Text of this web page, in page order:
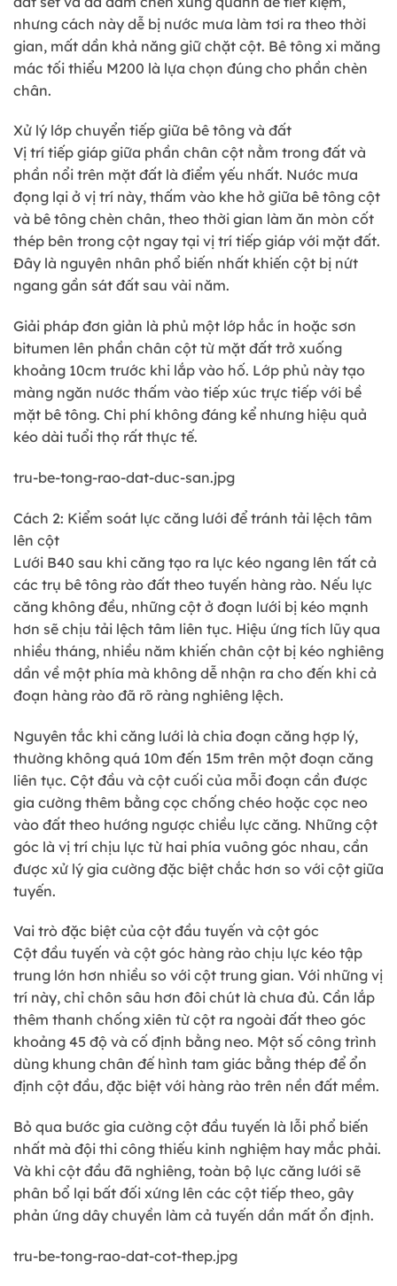
nhưng cách này dễ bị nước mưa làm tơi ra theo thời
gian, mất dần khả năng giữ chặt cột. Bê tông xi măng
mác tối thiểu M200 là lựa chọn đúng cho phần chèn
chân.
Xử lý lớp chuyển tiếp giữa bê tông và đất
Vị trí tiếp giáp giữa phần chân cột nằm trong đất và
phần nổi trên mặt đất là điểm yếu nhất. Nước mưa
đọng lại ở vị trí này, thấm vào khe hở giữa bê tông cột
và bê tông chèn chân, theo thời gian làm ăn mòn cốt
thép bên trong cột ngay tại vị trí tiếp giáp với mặt đất.
Đây là nguyên nhân phổ biến nhất khiến cột bị nứt
ngang gần sát đất sau vài năm.
Giải pháp đơn giản là phủ một lớp hắc ín hoặc sơn
bitumen lên phần chân cột từ mặt đất trở xuống
khoảng 10cm trước khi lắp vào hố. Lớp phủ này tạo
màng ngăn nước thấm vào tiếp xúc trực tiếp với bề
mặt bê tông. Chi phí không đáng kể nhưng hiệu quả
kéo dài tuổi thọ rất thực tế.
tru-be-tong-rao-dat-duc-san.jpg
Cách 2: Kiểm soát lực căng lưới để tránh tải lệch tâm
lên cột
Lưới B40 sau khi căng tạo ra lực kéo ngang lên tất cả
các trụ bê tông rào đất theo tuyến hàng rào. Nếu lực
căng không đều, những cột ở đoạn lưới bị kéo mạnh
hơn sẽ chịu tải lệch tâm liên tục. Hiệu ứng tích lũy qua
nhiều tháng, nhiều năm khiến chân cột bị kéo nghiêng
dần về một phía mà không dễ nhận ra cho đến khi cả
đoạn hàng rào đã rõ ràng nghiêng lệch.
Nguyên tắc khi căng lưới là chia đoạn căng hợp lý,
thường không quá 10m đến 15m trên một đoạn căng
liên tục. Cột đầu và cột cuối của mỗi đoạn cần được
gia cường thêm bằng cọc chống chéo hoặc cọc neo
vào đất theo hướng ngược chiều lực căng. Những cột
góc là vị trí chịu lực từ hai phía vuông góc nhau, cần
được xử lý gia cường đặc biệt chắc hơn so với cột giữa
tuyến.
Vai trò đặc biệt của cột đầu tuyến và cột góc
Cột đầu tuyến và cột góc hàng rào chịu lực kéo tập
trung lớn hơn nhiều so với cột trung gian. Với những vị
trí này, chỉ chôn sâu hơn đôi chút là chưa đủ. Cần lắp
thêm thanh chống xiên từ cột ra ngoài đất theo góc
khoảng 45 độ và cố định bằng neo. Một số công trình
dùng khung chân đế hình tam giác bằng thép để ổn
định cột đầu, đặc biệt với hàng rào trên nền đất mềm.
Bỏ qua bước gia cường cột đầu tuyến là lỗi phổ biến
nhất mà đội thi công thiếu kinh nghiệm hay mắc phải.
Và khi cột đầu đã nghiêng, toàn bộ lực căng lưới sẽ
phân bổ lại bất đối xứng lên các cột tiếp theo, gây
phản ứng dây chuyền làm cả tuyến dần mất ổn định.
tru-be-tong-rao-dat-cot-thep.jpg